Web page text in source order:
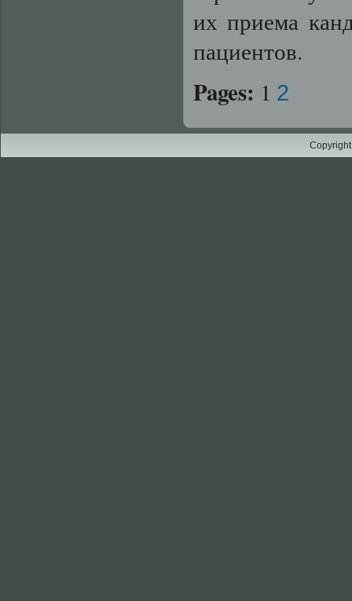
их приема
пациентов.
Pages: 1 2